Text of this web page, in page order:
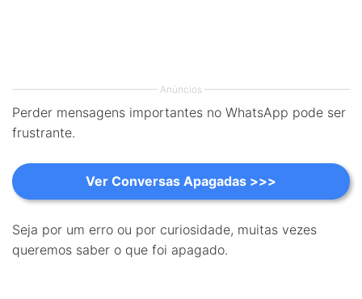
Anúncios
Perder mensagens importantes no WhatsApp pode ser
frustrante.
Ver Conversas Apagadas >>>
Seja por um erro ou por curiosidade, muitas vezes
queremos saber o que foi apagado.